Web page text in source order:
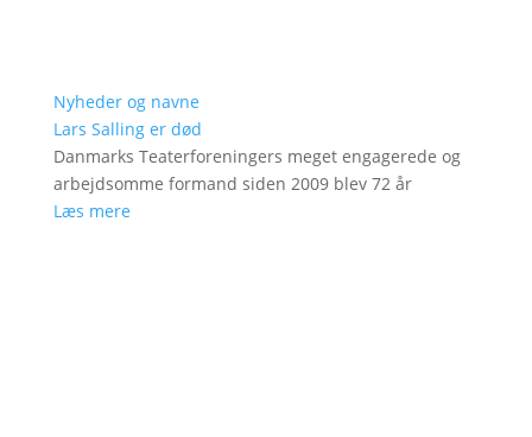
Nyheder og navne
Lars Salling er død
Danmarks Teaterforeningers meget engagerede og
arbejdsomme formand siden 2009 blev 72 år
Læs mere